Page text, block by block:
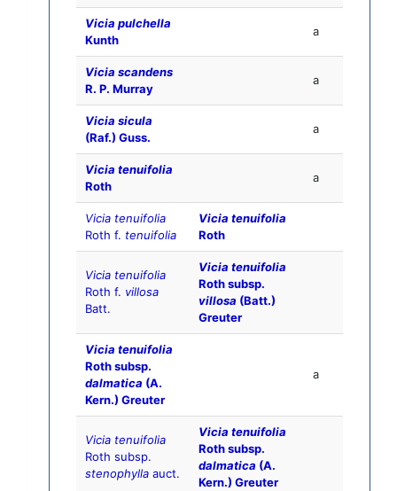
Vicia pulchella
Kunth
a
Vicia scandens
R. P. Murray
a
Vicia sicula
(Raf.) Guss.
a
Vicia tenuifolia
Roth
a
Vicia tenuifolia
Roth f. tenuifolia
Vicia tenuifolia
Roth
Vicia tenuifolia
Roth f. villosa
Batt.
Vicia tenuifolia
Roth subsp.
villosa (Batt.)
Greuter
Vicia tenuifolia
Roth subsp.
dalmatica (A.
Kern.) Greuter
a
Vicia tenuifolia
Roth subsp.
stenophylla auct.
Vicia tenuifolia
Roth subsp.
dalmatica (A.
Kern.) Greuter